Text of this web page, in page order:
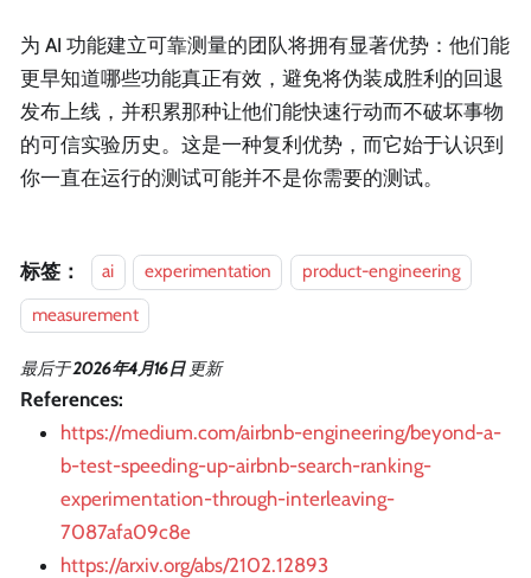
为 AI 功能建立可靠测量的团队将拥有显著优势：他们能
更早知道哪些功能真正有效，避免将伪装成胜利的回退
发布上线，并积累那种让他们能快速行动而不破坏事物
的可信实验历史。这是一种复利优势，而它始于认识到
你一直在运行的测试可能并不是你需要的测试。
标签： ai experimentation
product-engineering
measurement
最后于2026年4月16日 更新
References:
https://medium.com/airbnb-engineering/beyond-a-
b-test-speeding-up-airbnb-search-ranking-
experimentation-through-interleaving-
7087afa09c8e
https://arxiv.org/abs/2102.12893